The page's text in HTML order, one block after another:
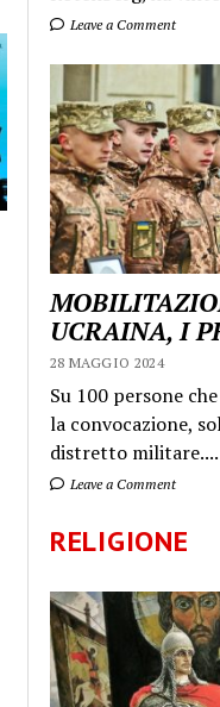
Leave a Comment
UCRAINA, I
28 MAGGIO 2024
Su 100 persone
la convocazione,
distretto militare....
Leave a Comment
RELIGIONE